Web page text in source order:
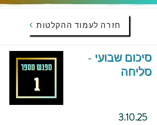
חזרה לעמוד ההקלטות
סיכום שבועי -
סליחה
3.10.25